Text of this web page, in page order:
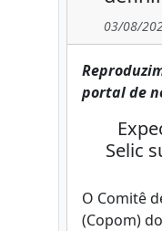
03/08/
portal de
Selic
O Comitê
(Copom)